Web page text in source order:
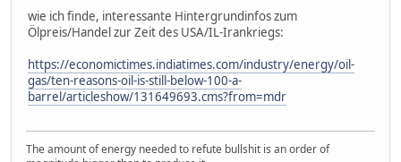
wie ich finde, interessante Hintergrundinfos zum
Ölpreis/Handel zur Zeit des USA/IL-Irankriegs:
https://economictimes.indiatimes.com/industry/energy/oil-
gas/ten-reasons-oil-is-still-below-100-a-
barrel/articleshow/131649693.cms?from=mdr
The amount of energy needed to refute bullshit is an order of